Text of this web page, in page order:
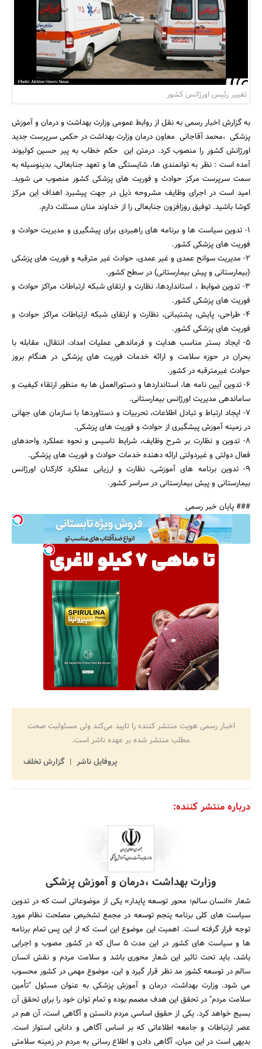
بانک، بیمه و سرمایه
مسکن و ساختمان
جستجو
تغییر رئیس اورژانس کشور
به گزارش اخبار رسمی به نقل از روابط عمومی وزارت بهداشت و درمان و آموزش
پزشکی ،محمد آقاجانی معاون درمان وزارت بهداشت در حکمی سرپرست جدید
اورژانش کشور را منصوب کرد. درمتن این حکم خطاب به پیر حسین کولیوند
آمده است : نظر به توانمندی ها، شایستگی ها و تعهد جنابعالی، بدینوسیله به
سمت سرپرست مرکز حوادث و فوریت های پزشکی کشور منصوب می شوید.
امید است در اجرای وظایف مشروحه ذیل در جهت پیشبرد اهداف این مرکز
کوشا باشید. توفیق روزافزون جنابعالی را از خداوند منان مسئلت دارم.
1- تدوین سیاست ها و برنامه های راهبردی برای پیشگیری و مدیریت حوادث و
فوریت های پزشکی کشور.
2- مدیریت سوانح عمدی و غیر عمدی، حوادث غیر مترقبه و فوریت های پزشکی
(بیمارستانی و پیش بیمارستانی) در سطح کشور.
3- تدوین ضوابط ، استانداردها، نظارت و ارتقای شبکه ارتباطات مراکز حوادث و
فوریت های پزشکی کشور.
4- طراحی، پایش، پشتیبانی، نظارت و ارتقای شبکه ارتباطات مراکز حوادث و
فوریت های پزشکی کشور.
5- ایجاد بستر مناسب هدایت و فرماندهی عملیات امداد، انتقال، مقابله با
بحران در حوزه سلامت و ارائه خدمات فوریت های پزشکی در هنگام بروز
حوادث غیرمترقبه در کشور.
6- تدوین آیین نامه ها، استانداردها و دستورالعمل ها به منظور ارتقاء کیفیت و
ساماندهی مدیریت اورژانس بیمارستانی.
7- ایجاد ارتباط و تبادل اطلاعات، تحربیات و دستاوردها با سازمان های جهانی
در زمینه آموزش پیشگیری از حوادث و فوریت های پزشکی.
8- تدوین و نظارت بر شرح وظایف، شرایط تاسیس و نحوه عملکرد واحدهای
فعال دولتی و غیردولتی ارائه دهنده خدمات حوادث و فوریت های پزشکی.
9- تدوین برنامه های آموزشی، نظارت و ارزیابی عملکرد کارکنان اورژانس
بیمارستانی و پیش بیمارستانی در سراسر کشور.
### پایان خبر رسمی
اخبار رسمی هویت منتشر کننده را تایید می‌کند ولی مسئولیت صحت
مطلب منتشر شده بر عهده ناشر است.
پروفایل ناشر
گزارش تخلف
درباره منتشر کننده:
وزارت بهداشت ،درمان و آموزش پزشکی
شعار «انسان سالم؛ محور توسعه پایدار» یکی از موضوعاتی است که در تدوین
سیاست های کلی برنامه پنجم توسعه در مجمع تشخیص مصلحت نظام مورد
توجه قرار گرفته است. اهمیت این موضوع این است که از این پس تمام برنامه
ها و سیاست های کشور در این مدت 5 سال که در کشور مصوب و اجرایی
باشد، باید تحت تاثیر این شعار محوری باشد و سلامت مردم و نقش انسان
سالم در توسعه کشور مد نظر قرار گیرد و این، موضوع مهمی در کشور محسوب
می شود. وزارت بهداشت، درمان و آموزش پزشکی به عنوان مسئول "تأمین
سلامت مردم" در تحقق این هدف مصمم بوده و تمام توان خود را برای تحقق آن
بسیج خواهد کرد. یکی از حقوق اساسی مردم دانستن و آگاهی است، آن هم در
عصر ارتباطات و جامعه اطلاعاتی که بر اساس آگاهی و دانایی استوار است.
بدیهی است در این میان، آگاهی دادن و اطلاع رسانی به مردم در زمینه سلامتی